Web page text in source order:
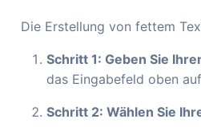
Die Erstellung von fettem
Schritt 1: Geben Sie
das Eingabefeld oben
Schritt 2: Wählen Sie